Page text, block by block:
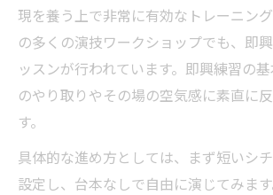
現を養う上で非常に有効なトレーニン
の多くの演技ワークショップでも、即
ッスンが行われています。即興練習の
のやり取りやその場の空気感に素直に
す。
具体的な進め方としては、まず短いシ
設定し、台本なしで自由に演じてみま